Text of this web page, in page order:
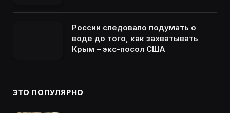
России следовало подумать о
воде до того, как захватывать
Крым – экс-посол США
ЭТО ПОПУЛЯРНО